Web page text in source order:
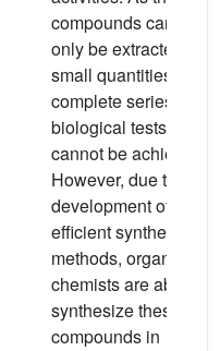
compounds can
only be extracted in
small quantities, the
complete series of
biological tests
cannot be achieved.
However, due the
development of
efficient synthetic
methods, organic
chemists are able to
synthesize these
compounds in